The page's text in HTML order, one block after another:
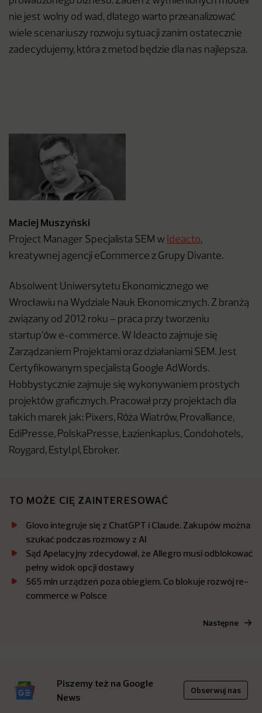
nie jest wolny od wad, dlatego warto przeanalizować
wiele scenariuszy rozwoju sytuacji zanim ostatecznie
zadecydujemy, która z metod będzie dla nas najlepsza.
Maciej Muszyński
Project Manager Specjalista SEM w Ideacto,
kreatywnej agencji eCommerce z Grupy Divante.
Absolwent Uniwersytetu Ekonomicznego we
Wrocławiu na Wydziale Nauk Ekonomicznych. Z branżą
związany od 2012 roku – praca przy tworzeniu
startup’ów e-commerce. W Ideacto zajmuje się
Zarządzaniem Projektami oraz działaniami SEM. Jest
Certyfikowanym specjalistą Google AdWords.
Hobbystycznie zajmuje się wykonywaniem prostych
projektów graficznych. Pracował przy projektach dla
takich marek jak: Pixers, Róża Wiatrów, Provalliance,
EdiPresse, PolskaPresse, Łazienkaplus, Condohotels,
Roygard, Estyl.pl, Ebroker.
TO MOŻE CIĘ ZAINTERESOWAĆ
Glovo integruje się z ChatGPT i Claude. Zakupów można
szukać podczas rozmowy z AI
Sąd Apelacyjny zdecydował, że Allegro musi odblokować
pełny widok opcji dostawy
565 mln urządzeń poza obiegiem. Co blokuje rozwój re-
commerce w Polsce
Następne
Piszemy też na Google
News
Obserwuj nas